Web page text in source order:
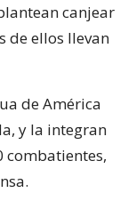
canjear
de ellos llevan
de América
y la integran
combatientes,